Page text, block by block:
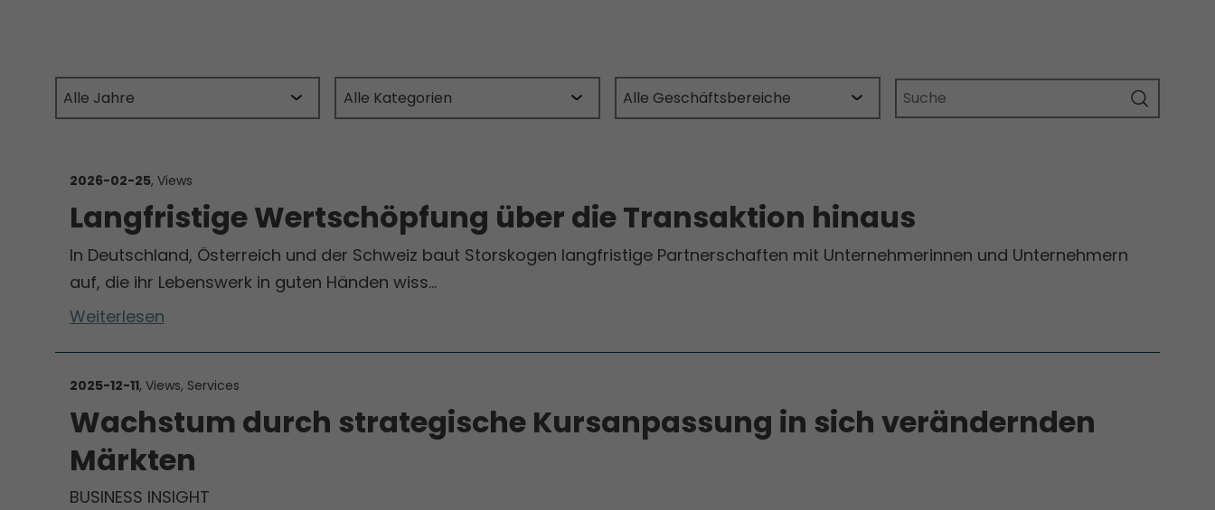
2026-02-25, Views
Langfristige Wertschöpfung über die Transaktion hinaus
In Deutschland, Österreich und der Schweiz baut Storskogen langfristige Partnerschaften mit Unternehmerinnen und Unternehmern
auf, die ihr Lebenswerk in guten Händen wiss…
Weiterlesen
2025-12-11, Views, Services
Wachstum durch strategische Kursanpassung in sich verändernden
Märkten
BUSINESS INSIGHT